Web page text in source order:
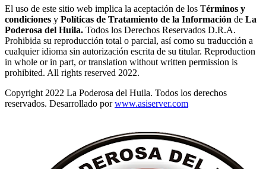
El uso de este sitio web implica la aceptación de los Términos y
condiciones y Políticas de Tratamiento de la Información de La
Poderosa del Huila. Todos los Derechos Reservados D.R.A.
Prohibida su reproducción total o parcial, así como su traducción a
cualquier idioma sin autorización escrita de su titular. Reproduction
in whole or in part, or translation without written permission is
prohibited. All rights reserved 2022.
Copyright 2022 La Poderosa del Huila. Todos los derechos
reservados. Desarrollado porwww.asiserver.com